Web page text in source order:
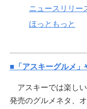
ニュースリリー
ほっともっと
■「アスキーグルメ」
アスキーでは楽し
発売のグルメネタ、